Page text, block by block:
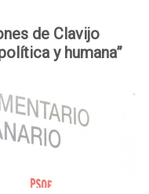
de Clavijo
y humana”